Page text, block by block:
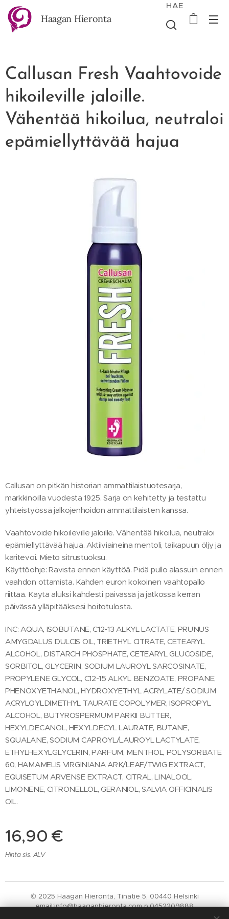
Haagan Hieronta
HAE
Callusan Fresh Vaahtovoide
hikoileville jaloille.
Vähentää hikoilua, neutraloi
epämiellyttävää hajua
Callusan on pitkän historian ammattilaistuotesarja,
markkinoilla vuodesta 1925. Sarja on kehitetty ja testattu
yhteistyössä jalkojenhoidon ammattilaisten kanssa.
Vaahtovoide hikoileville jaloille. Vähentää hikoilua, neutraloi
epämiellyttävää hajua. Aktiiviaineina mentoli, taikapuun öljy ja
karitevoi. Mieto sitrustuoksu.
Käyttöohje: Ravista ennen käyttöä. Pidä pullo alassuin ennen
vaahdon ottamista. Kahden euron kokoinen vaahtopallo
riittää. Käytä aluksi kahdesti päivässä ja jatkossa kerran
päivässä ylläpitääksesi hoitotulosta.
INC: AQUA, ISOBUTANE, C12-13 ALKYL LACTATE, PRUNUS
AMYGDALUS DULCIS OIL, TRIETHYL CITRATE, CETEARYL
ALCOHOL, DISTARCH PHOSPHATE, CETEARYL GLUCOSIDE,
SORBITOL, GLYCERIN, SODIUM LAUROYL SARCOSINATE,
PROPYLENE GLYCOL, C12-15 ALKYL BENZOATE, PROPANE,
PHENOXYETHANOL, HYDROXYETHYL ACRYLATE/ SODIUM
ACRYLOYLDIMETHYL TAURATE COPOLYMER, ISOPROPYL
ALCOHOL, BUTYROSPERMUM PARKII BUTTER,
HEXYLDECANOL, HEXYLDECYL LAURATE, BUTANE,
SQUALANE, SODIUM CAPROYL/LAUROYL LACTYLATE,
ETHYLHEXYLGLYCERIN, PARFUM, MENTHOL, POLYSORBATE
60, HAMAMELIS VIRGINIANA ARK/LEAF/TWIG EXTRACT,
EQUISETUM ARVENSE EXTRACT, CITRAL, LINALOOL,
LIMONENE, CITRONELLOL, GERANIOL, SALVIA OFFICINALIS
OIL.
16,90 €
Hinta sis. ALV
© 2025 Haagan Hieronta, Tinatie 5, 00440 Helsinki
email:info@haaganhieronta.com p.0452209888